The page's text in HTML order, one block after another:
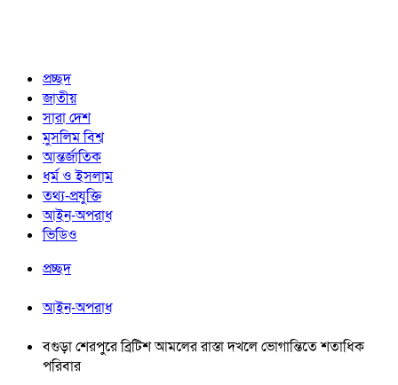
প্রচ্ছদ
জাতীয়
সারা দেশ
মুসলিম বিশ্ব
আন্তর্জাতিক
ধর্ম ও ইসলাম
তথ্য-প্রযুক্তি
আইন-অপরাধ
ভিডিও
প্রচ্ছদ
আইন-অপরাধ
বগুড়া শেরপুরে ব্রিটিশ আমলের রাস্তা দখলে ভোগান্তিতে শতাধিক
পরিবার